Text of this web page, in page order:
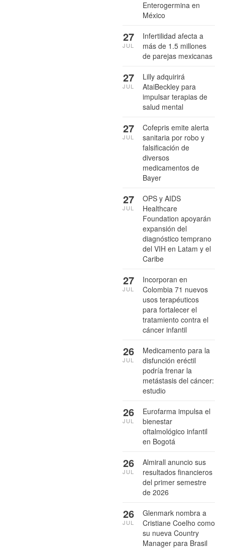
Enterogermina en
México
Infertilidad afecta a
más de 1.5 millones
de parejas mexicanas
27
JUL
Lilly adquirirá
AtaiBeckley para
impulsar terapias de
salud mental
27
JUL
Cofepris emite alerta
sanitaria por robo y
falsificación de
diversos
medicamentos de
Bayer
27
JUL
OPS y AIDS
Healthcare
Foundation apoyarán
expansión del
diagnóstico temprano
del VIH en Latam y el
Caribe
27
JUL
Incorporan en
Colombia 71 nuevos
usos terapéuticos
para fortalecer el
tratamiento contra el
cáncer infantil
27
JUL
Medicamento para la
disfunción eréctil
podría frenar la
metástasis del cáncer:
estudio
26
JUL
Eurofarma impulsa el
bienestar
oftalmológico infantil
en Bogotá
26
JUL
Almirall anuncio sus
resultados financieros
del primer semestre
de 2026
26
JUL
Glenmark nombra a
Cristiane Coelho como
su nueva Country
Manager para Brasil
26
JUL